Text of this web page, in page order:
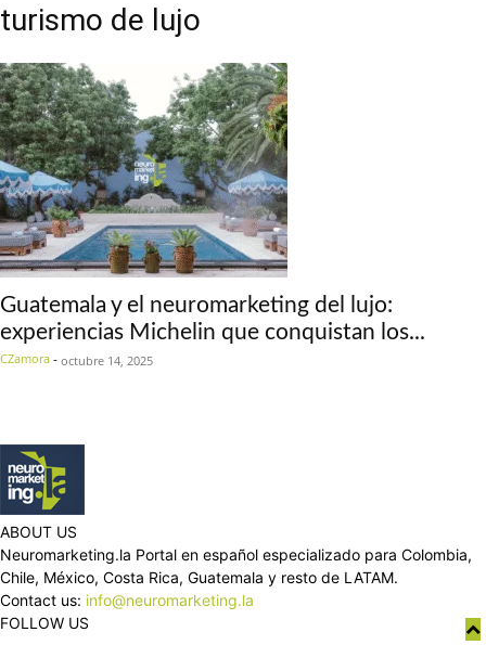
turismo de lujo
Guatemala y el neuromarketing del lujo:
experiencias Michelin que conquistan los...
CZamora - octubre 14, 2025
ABOUT US
Neuromarketing.la Portal en español especializado para Colombia,
Chile, México, Costa Rica, Guatemala y resto de LATAM.
Contact us: info@neuromarketing.la
FOLLOW US